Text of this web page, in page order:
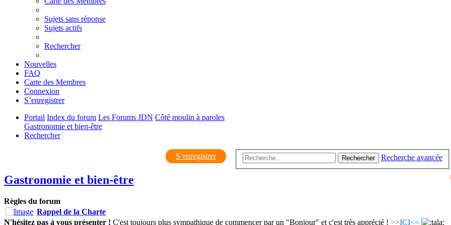
Sujets sans réponse
Sujets actifs
Rechercher
Nouvelles
FAQ
Carte des Membres
Connexion
S’enregistrer
Portail Index du forum Les Forums JDN Côté moulin à paroles
Gastronomie et bien-être
Rechercher
S’enregistrer Rechercher Recherche avancée
Gastronomie et bien-être
Règles du forum
Rappel de la Charte
N'hésitez pas à vous présenter ! C'est toujours plus sympathique de commencer par un "Bonjour" et c'est très apprécié ! >>ICI<<